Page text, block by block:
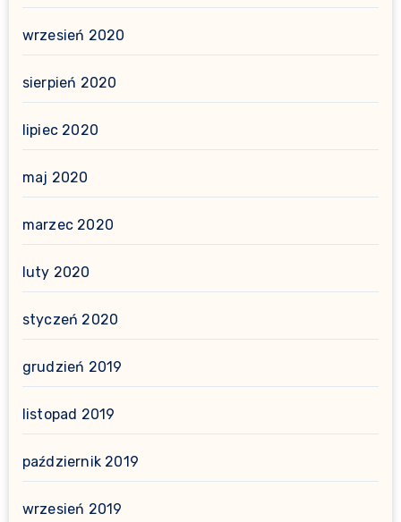
wrzesień 2020
sierpień 2020
lipiec 2020
maj 2020
marzec 2020
luty 2020
styczeń 2020
grudzień 2019
listopad 2019
październik 2019
wrzesień 2019